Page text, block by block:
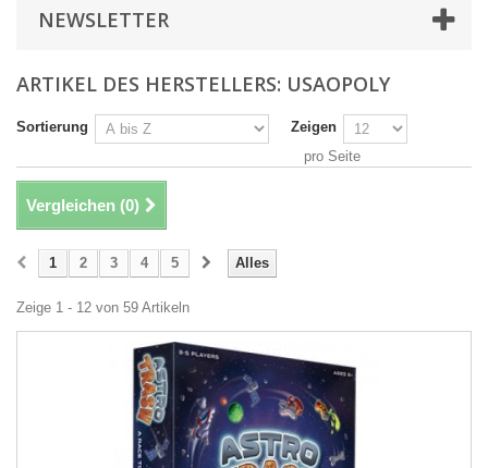
NEWSLETTER
ARTIKEL DES HERSTELLERS: USAOPOLY
Sortierung
Zeigen
pro Seite
Vergleichen (0)
Alles
1 2 3 4 5
Zeige 1 - 12 von 59 Artikeln